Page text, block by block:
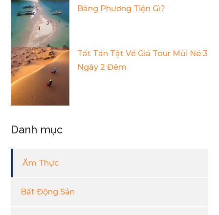
Bằng Phương Tiện Gì?
Tất Tần Tật Về Giá Tour Mũi Né 3
Ngày 2 Đêm
Danh mục
Ẩm Thực
Bất Động Sản